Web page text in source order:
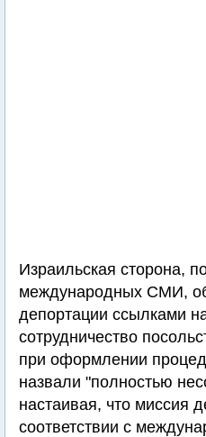
Израильская сторона,
международных СМИ,
депортации ссылками
сотрудничество
при оформлении
назвали "полностью
настаивая, что миссия
соответствии с